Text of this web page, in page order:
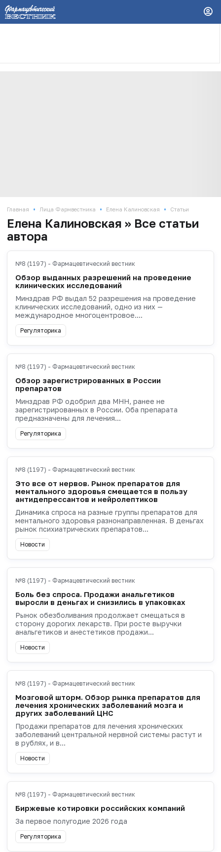
Главная • Лица Фармвестника • Елена Калиновская • Статьи
Елена Калиновская » Все статьи
автора
№8 (1197) - Фармацевтический вестник
Обзор выданных разрешений на проведение
клинических исследований
Минздрав РФ выдал 52 разрешения на проведение
клинических исследований, одно из них —
международное многоцентровое....
Регуляторика
№8 (1197) - Фармацевтический вестник
Обзор зарегистрированных в России
препаратов
Минздрав РФ одобрил два МНН, ранее не
зарегистрированных в России. Оба препарата
предназначены для лечения...
Регуляторика
№8 (1197) - Фармацевтический вестник
Это все от нервов. Рынок препаратов для
ментального здоровья смещается в пользу
антидепрессантов и нейролептиков
Динамика спроса на разные группы препаратов для
ментального здоровья разнонаправленная. В деньгах
рынок психиатрических препаратов...
Новости
№8 (1197) - Фармацевтический вестник
Боль без спроса. Продажи анальгетиков
выросли в деньгах и снизились в упаковках
Рынок обезболивания продолжает смещаться в
сторону дорогих лекарств. При росте выручки
анальгетиков и анестетиков продажи...
Новости
№8 (1197) - Фармацевтический вестник
Мозговой шторм. Обзор рынка препаратов для
лечения хронических заболеваний мозга и
других заболеваний ЦНС
Продажи препаратов для лечения хронических
заболеваний центральной нервной системы растут и
в рублях, и в...
Новости
№8 (1197) - Фармацевтический вестник
Биржевые котировки российских компаний
За первое полугодие 2026 года
Регуляторика